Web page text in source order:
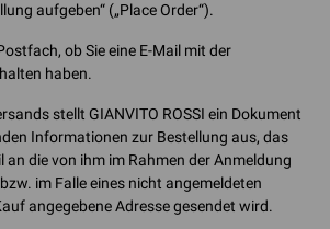
aufgeben“ („Place Order“).
ob Sie eine E-Mail mit der
haben.
stellt GIANVITO ROSSI ein Dokument
Informationen zur Bestellung aus, das
an die von ihm im Rahmen der Anmeldung
im Falle eines nicht angemeldeten
angegebene Adresse gesendet wird.